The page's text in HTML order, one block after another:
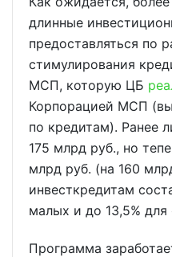
длинные
предоставляться по
стимулирования
МСП, которую ЦБ
Корпорацией МСП
по кредитам). Ранее
175 млрд руб., но
млрд руб. (на 160
инвесткредитам
малых и до 13,5%
Программа